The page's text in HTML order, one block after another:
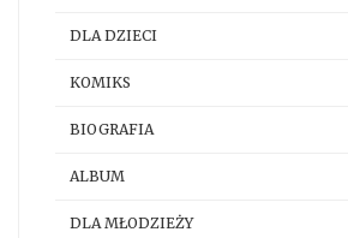
DLA DZIECI
KOMIKS
BIOGRAFIA
ALBUM
DLA MŁODZIEŻY